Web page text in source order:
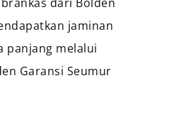
jaminan
panjang melalui
Garansi Seumur